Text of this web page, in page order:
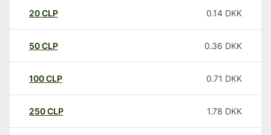
20CLP 0.14 DKK
50CLP 0.36 DKK
100CLP 0.71 DKK
250CLP 1.78 DKK